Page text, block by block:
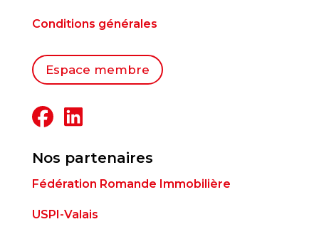
Conditions générales
Espace membre
Nos partenaires
Fédération Romande Immobilière
USPI-Valais